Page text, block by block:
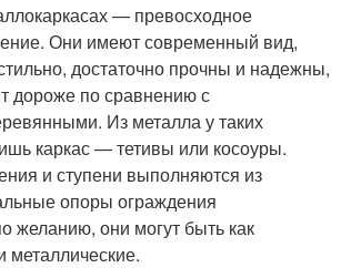
— превосходное
Они имеют современный вид,
достаточно прочны и надежны,
дороже по сравнению с
Из металла у таких
каркас — тетивы или косоуры.
и ступени выполняются из
опоры ограждения
желанию, они могут быть как
металлические.